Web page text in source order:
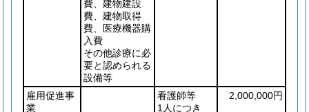
費、建物建設
費、建物取得
費、医療機器購
入費
その他診療に必
要と認められる
設備等
雇用促進事
業
看護師等
1人につき
2,000,000円